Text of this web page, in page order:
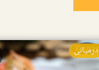
درمیانی